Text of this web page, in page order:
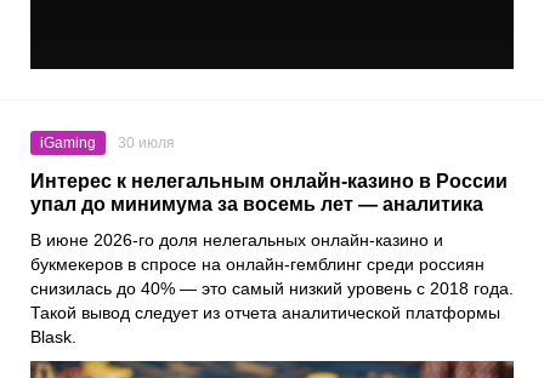
iGaming 30 июля
Интерес к нелегальным онлайн-казино в России
упал до минимума за восемь лет — аналитика
В июне 2026-го доля нелегальных онлайн-казино и
букмекеров в спросе на онлайн-гемблинг среди россиян
снизилась до 40% — это самый низкий уровень с 2018 года.
Такой вывод следует из отчета аналитической платформы
Blask.